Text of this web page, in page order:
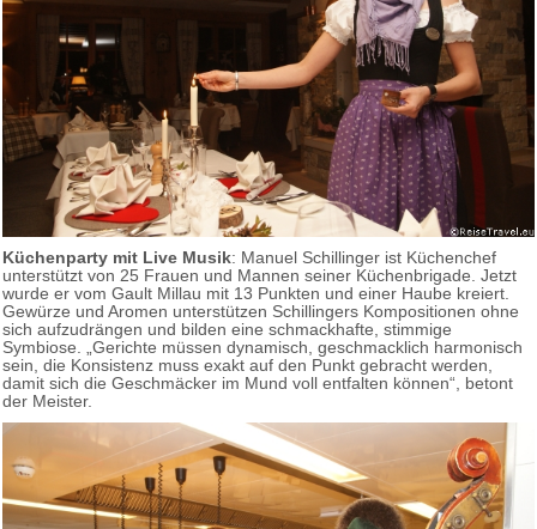
Küchenparty mit Live Musik: Manuel Schillinger ist Küchenchef
unterstützt von 25 Frauen und Mannen seiner Küchenbrigade. Jetzt
wurde er vom Gault Millau mit 13 Punkten und einer Haube kreiert.
Gewürze und Aromen unterstützen Schillingers Kompositionen ohne
sich aufzudrängen und bilden eine schmackhafte, stimmige
Symbiose. „Gerichte müssen dynamisch, geschmacklich harmonisch
sein, die Konsistenz muss exakt auf den Punkt gebracht werden,
damit sich die Geschmäcker im Mund voll entfalten können“, betont
der Meister.